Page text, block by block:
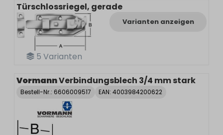
5 Varianten
Türschlossriegel, gerade
Varianten anzeigen
VormannVerbindungsblech 3/4 mm stark
Bestell-Nr.: 6606009517 EAN: 4003984200622